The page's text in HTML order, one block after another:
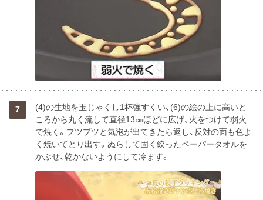
7
(4)の生地を玉じゃくし1杯強すくい、(6)の絵の上に高いと
ころから丸く流して直径13㎝ほどに広げ、火をつけて弱火
で焼く。プツプツと気泡が出てきたら返し、反対の面も色よ
く焼いてとり出す。ぬらして固く絞ったペーパータオルを
かぶせ、乾かないようにして冷ます。